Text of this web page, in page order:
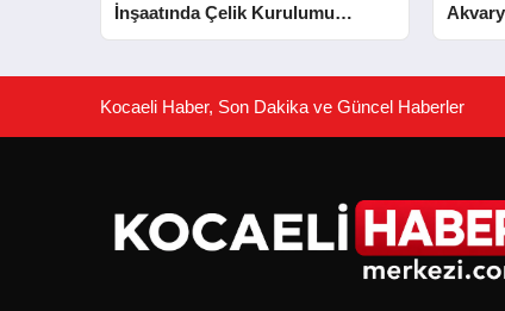
İnşaatında Çelik Kurulumu
Tamamlandı
Kocaeli Haber, Son Dakika ve Güncel Haberler